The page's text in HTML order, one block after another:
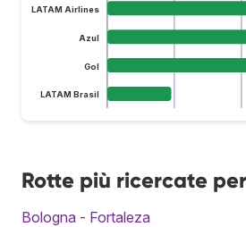
LATAM Airlines
Azul
Gol
LATAM Brasil
Rotte più ricercate
Bologna - Fortaleza